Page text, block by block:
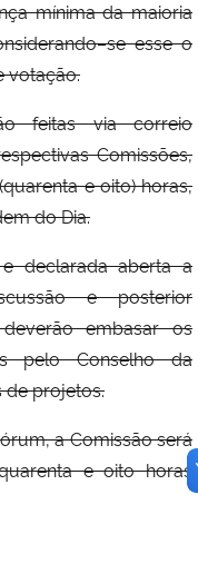
mínima da maioria
esse o
votação.
feitas via correio
Comissões,
e oito) horas,
do Dia.
declarada aberta a
e posterior
embasar os
pelo Conselho da
de projetos.
a Comissão será
e oito horas